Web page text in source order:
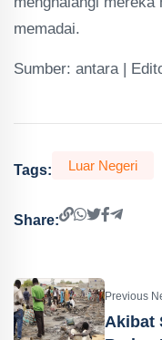
memadai.
Sumber: antara |
Tags: Luar Negeri
Share:
Previous
Akibat